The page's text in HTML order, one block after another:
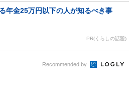
年金25万円以下の人が知るべき事
PR(くらしの話題)
Recommended by